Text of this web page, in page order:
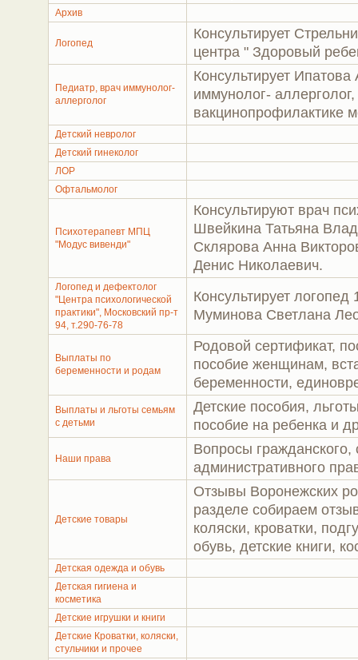
Архив
Логопед
Консультирует
центра " Здоровый
Педиатр, врач иммунолог-
аллерголог
Консультирует
иммунолог-
вакцинопрофилактике
Детский невролог
Детский гинеколог
ЛОР
Офтальмолог
Психотерапевт МПЦ
"Модус вивенди"
Консультируют врач
Швейкина Татьяна
Склярова Анна
Денис Николаевич.
Логопед и дефектолог
"Центра психологической
практики", Московский пр-т
94, т.290-76-78
Консультирует логопед
Муминова Светлана
Выплаты по
беременности и родам
Родовой сертификат,
пособие женщинам,
беременности,
Выплаты и льготы семьям
с детьми
Детские пособия,
пособие на ребенка и
Наши права
Вопросы
административного
Детские товары
Отзывы Воронежских
разделе собираем
коляски, кроватки,
обувь, детские книги,
Детская одежда и обувь
Детская гигиена и
косметика
Детские игрушки и книги
Детские Кроватки, коляски,
стульчики и прочее